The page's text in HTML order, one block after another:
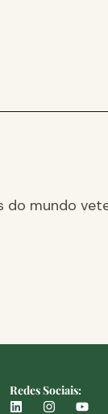
do mundo
Redes Sociais: